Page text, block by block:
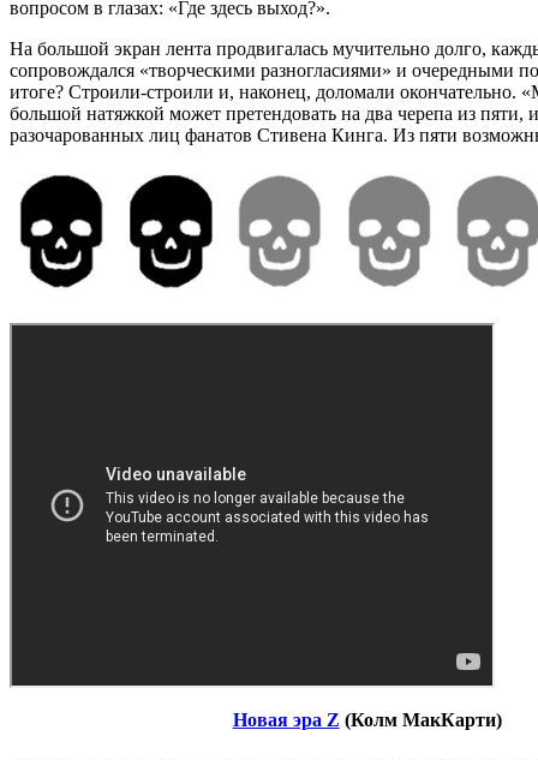
вопросом в глазах: «Где здесь выход?».
На большой экран лента продвигалась мучительно долго,
сопровождался «творческими разногласиями» и очередными
итоге? Строили-строили и, наконец, доломали окончательно.
большой натяжкой может претендовать на два черепа из пяти,
разочарованных лиц фанатов Стивена Кинга. Из пяти
Новая эра Z (Колм МакКарти)